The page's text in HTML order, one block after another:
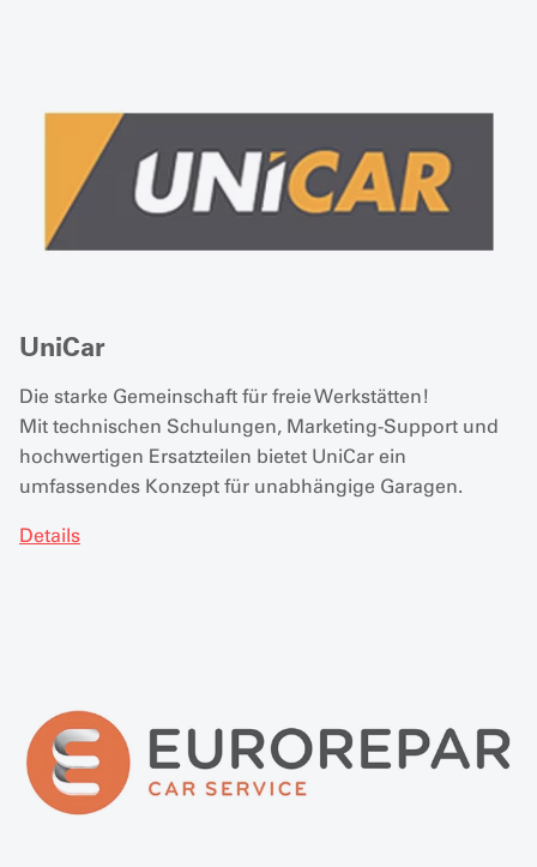
UniCar
Die starke Gemeinschaft für freie Werkstätten!
Mit technischen Schulungen, Marketing-Support und
hochwertigen Ersatzteilen bietet UniCar ein
umfassendes Konzept für unabhängige Garagen.
Details